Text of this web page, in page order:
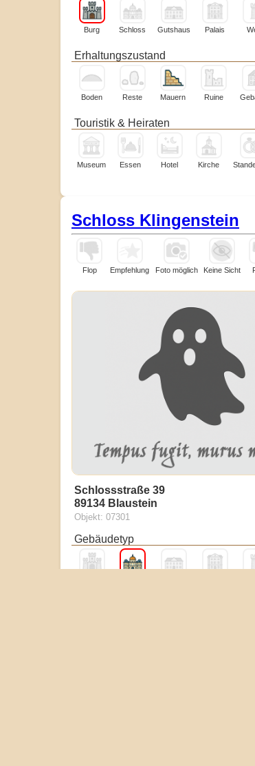
Burg Schloss Gutshaus Palais
Erhaltungszustand
Boden Reste Mauern Ruine
Touristik & Heiraten
Museum Essen Hotel Kirche
Schloss Klingenstein
Flop Empfehlung Foto möglich Keine Sicht
Schlossstraße 39
89134 Blaustein
Objekt: 07301
Gebäudetyp